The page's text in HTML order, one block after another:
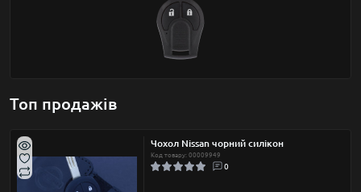
Топ продажів
Чохол Nissan чорний силікон
Код товару: 00009949
0